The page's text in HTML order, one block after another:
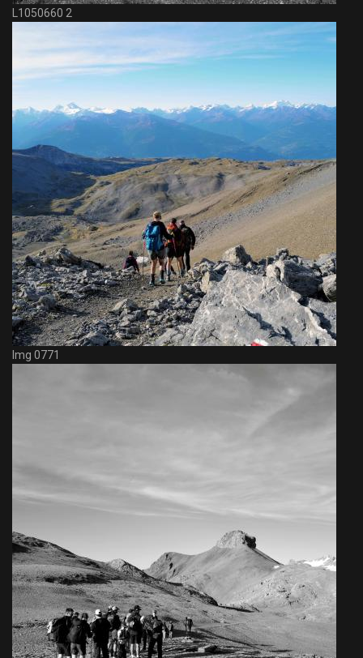
L1050660 2
Img 0771